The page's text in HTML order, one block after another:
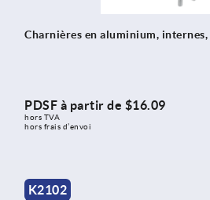
Charnières en aluminium,
PDSF à partir de $16.09
hors TVA
hors frais d’envoi
K2102